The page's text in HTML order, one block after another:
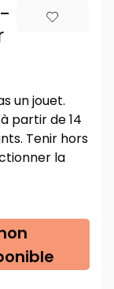
un jouet.
partir de 14
Tenir hors
la